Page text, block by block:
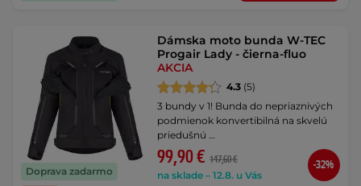
Doprava zadarmo
Dámska moto bunda W-TEC
Progair Lady - čierna-fluo
AKCIA
4.3 (5)
3 bundy v 1! Bunda do nepriaznivých
podmienok konvertibilná na skvelú
priedušnú …
99,90 € 147,60 €
na sklade – 12.8. u Vás
-32%